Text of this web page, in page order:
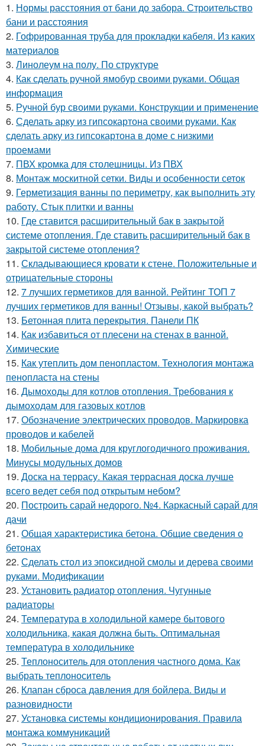
1. Нормы расстояния от бани до забора. Строительство
бани и расстояния
2. Гофрированная труба для прокладки кабеля. Из каких
материалов
3. Линолеум на полу. По структуре
4. Как сделать ручной ямобур своими руками. Общая
информация
5. Ручной бур своими руками. Конструкции и применение
6. Сделать арку из гипсокартона своими руками. Как
сделать арку из гипсокартона в доме с низкими
проемами
7. ПВХ кромка для столешницы. Из ПВХ
8. Монтаж москитной сетки. Виды и особенности сеток
9. Герметизация ванны по периметру, как выполнить эту
работу. Стык плитки и ванны
10. Где ставится расширительный бак в закрытой
системе отопления. Где ставить расширительный бак в
закрытой системе отопления?
11. Складывающиеся кровати к стене. Положительные и
отрицательные стороны
12. 7 лучших герметиков для ванной. Рейтинг ТОП 7
лучших герметиков для ванны! Отзывы, какой выбрать?
13. Бетонная плита перекрытия. Панели ПК
14. Как избавиться от плесени на стенах в ванной.
Химические
15. Как утеплить дом пенопластом. Технология монтажа
пенопласта на стены
16. Дымоходы для котлов отопления. Требования к
дымоходам для газовых котлов
17. Обозначение электрических проводов. Маркировка
проводов и кабелей
18. Мобильные дома для круглогодичного проживания.
Минусы модульных домов
19. Доска на террасу. Какая террасная доска лучше
всего ведет себя под открытым небом?
20. Построить сарай недорого. №4. Каркасный сарай для
дачи
21. Общая характеристика бетона. Общие сведения о
бетонах
22. Сделать стол из эпоксидной смолы и дерева своими
руками. Модификации
23. Установить радиатор отопления. Чугунные
радиаторы
24. Температура в холодильной камере бытового
холодильника, какая должна быть. Оптимальная
температура в холодильнике
25. Теплоноситель для отопления частного дома. Как
выбрать теплоноситель
26. Клапан сброса давления для бойлера. Виды и
разновидности
27. Установка системы кондиционирования. Правила
монтажа коммуникаций